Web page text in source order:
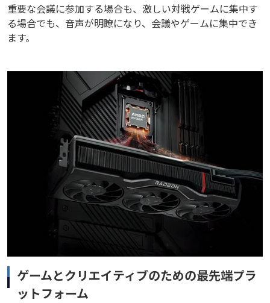
重要な会議に参加する場合も、激しい対戦ゲームに集中す
る場合でも、音声が明瞭になり、会議やゲームに集中でき
ます。
ゲームとクリエイティブのための最先端プラ
ットフォーム